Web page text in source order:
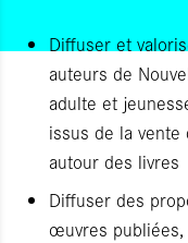
Diffuser et
auteurs de
adulte et
issus de la
autour des livres
Diffuser des
œuvres